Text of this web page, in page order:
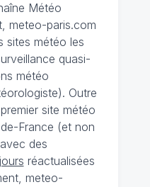
Météo
meteo-paris.com
sites météo les
quasi-
météo
Outre
site météo
France (et non
des
réactualisées
meteo-